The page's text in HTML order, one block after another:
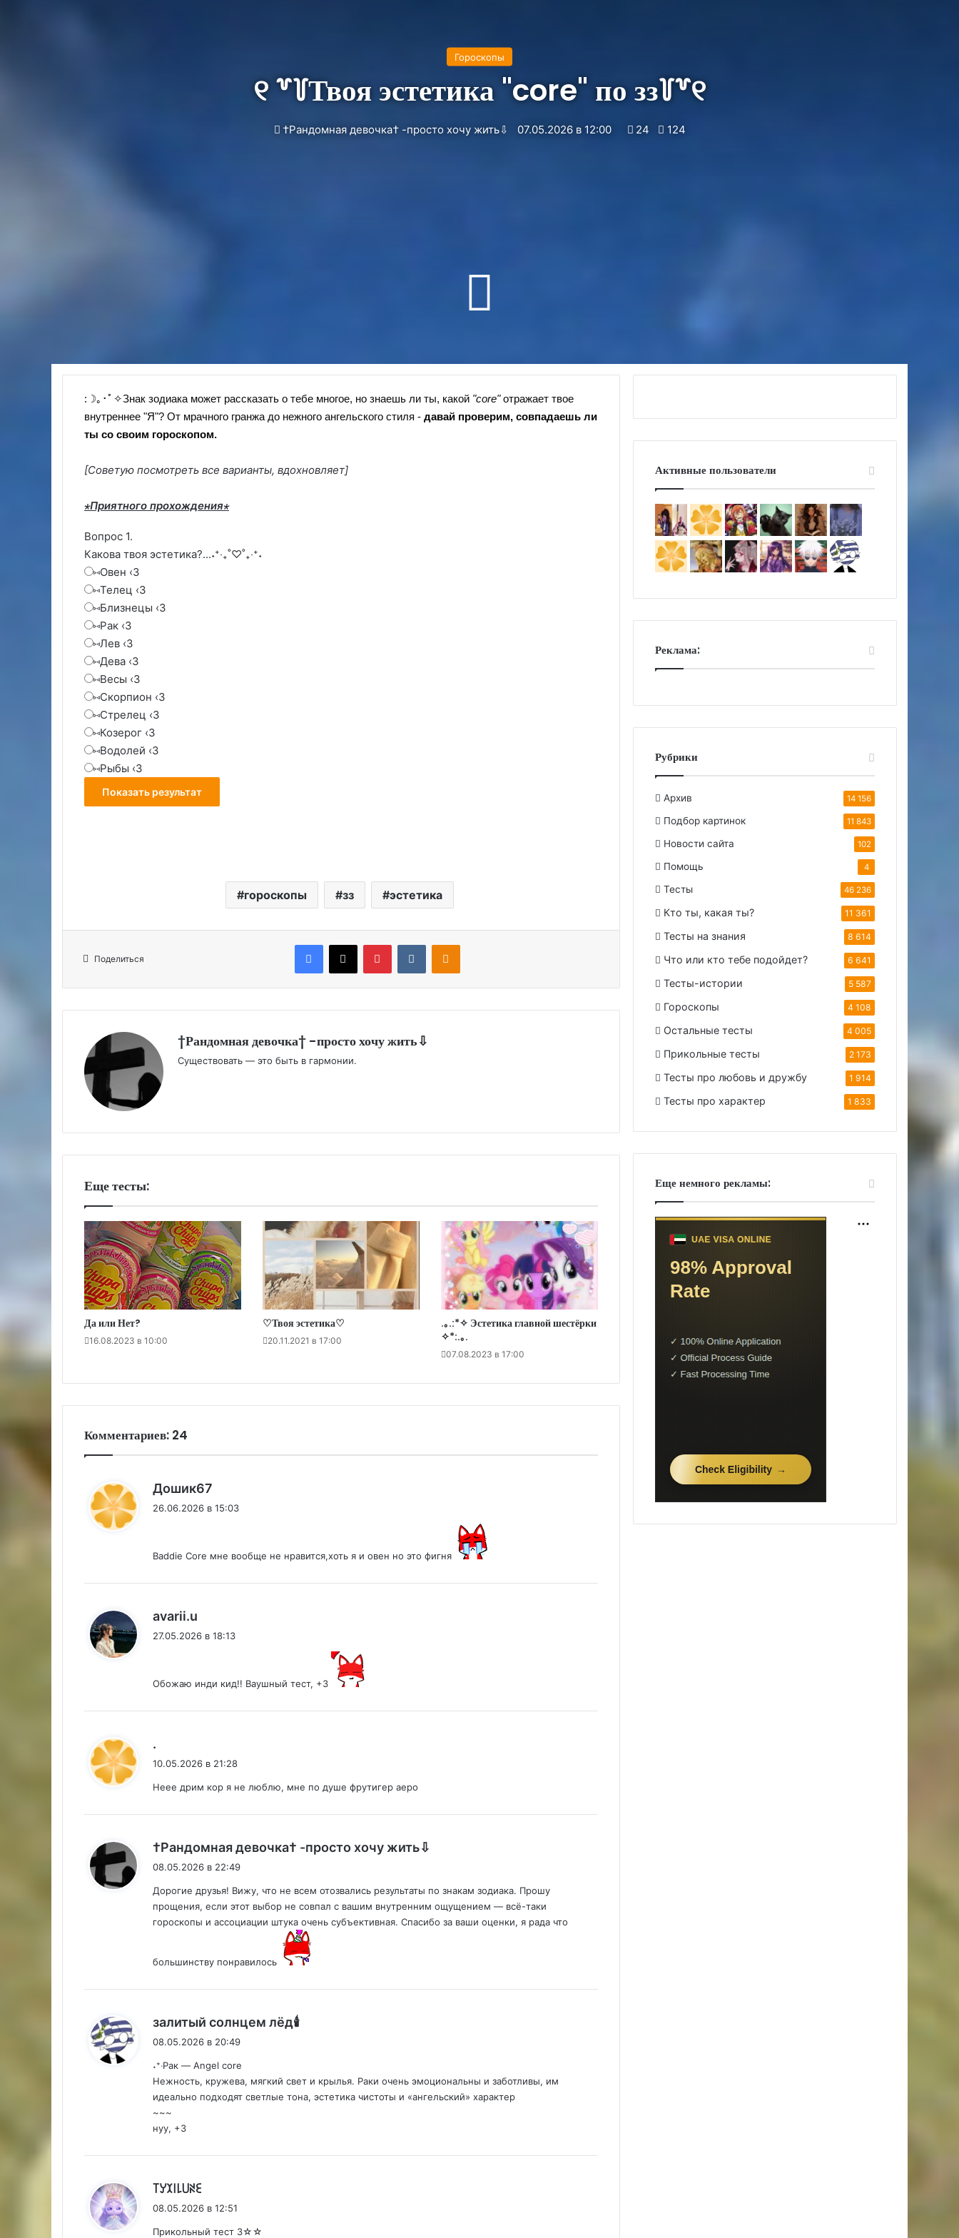
Гороскопы
୧ ꒷꒦Твоя эстетика "core" по зз꒦꒷୧
†Рандомная девочка† -просто хочу жить⇩ 07.05.2026 в 12:00 24 124
:☽｡･ﾟ✧Знак зодиака может рассказать о тебе многое, но знаешь ли ты, какой "core"отражает твое
внутреннее "Я"? От мрачного гранжа до нежного ангельского стиля - давай проверим, совпадаешь ли
ты со своим гороскопом.
[Советую посмотреть все варианты, вдохновляет]
⋆Приятного прохождения⋆
Вопрос 1.
Какова твоя эстетика?...˖⁺‧₊˚♡˚₊‧⁺˖
⑅Овен ‹3
⑅Телец ‹3
⑅Близнецы ‹3
⑅Рак ‹3
⑅Лев ‹3
⑅Дева ‹3
⑅Весы ‹3
⑅Скорпион ‹3
⑅Стрелец ‹3
⑅Козерог ‹3
⑅Водолей ‹3
⑅Рыбы ‹3
гороскопы зз эстетика
Поделиться
Facebook X Pinterest VKontakte Odnoklassniki
†Рандомная девочка† -просто хочу жить⇩
Существовать — это быть в гармонии.
Еще тесты:
Да или Нет?
16.08.2023 в 10:00
♡Твоя эстетика♡
20.11.2021 в 17:00
.｡.:*✧ Эстетика главной шестёрки
✧*:.｡.
07.08.2023 в 17:00
Комментариев: 24
Дошик67
26.06.2026 в 15:03
Baddie Core мне вообще не нравится,хоть я и овен но это фигня
avarii.u
27.05.2026 в 18:13
Обожаю инди кид!! Ваушный тест, +3
.
10.05.2026 в 21:28
Неее дрим кор я не люблю, мне по душе фрутигер аеро
†Рандомная девочка† -просто хочу жить⇩
08.05.2026 в 22:49
Дорогие друзья! Вижу, что не всем отозвались результаты по знакам зодиака. Прошу
прощения, если этот выбор не совпал с вашим внутренним ощущением — всё-таки
гороскопы и ассоциации штука очень субъективная. Спасибо за ваши оценки, я рада что
большинству понравилось
залитый солнцем лёд🕯
08.05.2026 в 20:49
˖⁺‧Рак — Angel core
Нежность, кружева, мягкий свет и крылья. Раки очень эмоциональны и заботливы, им
идеально подходят светлые тона, эстетика чистоты и «ангельский» характер
~~~
нуу, +3
꓄ꌦꉧ꒐꒒꒤ꋊꏂ
08.05.2026 в 12:51
Прикольный тест 3☆☆
Активные пользователи
Реклама:
Рубрики
Архив 14 156
Подбор картинок 11 843
Новости сайта 102
Помощь 4
Тесты 46 236
Кто ты, какая ты? 11 361
Тесты на знания 8 614
Что или кто тебе подойдет? 6 641
Тесты-истории 5 587
Гороскопы 4 108
Остальные тесты 4 005
Прикольные тесты 2 173
Тесты про любовь и дружбу 1 914
Тесты про характер 1 833
Еще немного рекламы: